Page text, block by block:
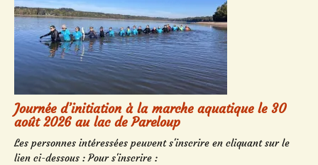
Journée d’initiation à la marche aquatique le 30
août 2026 au lac de Pareloup
Les personnes intéressées peuvent s'inscrire en cliquant sur le
lien ci-dessous : Pour s'inscrire :